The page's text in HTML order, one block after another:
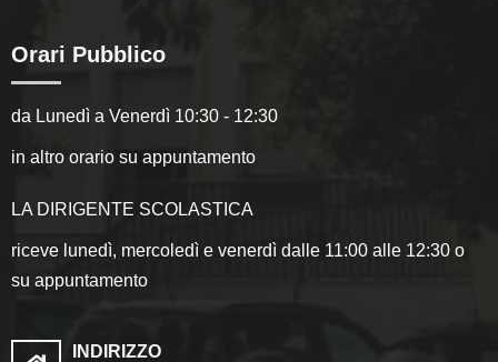
Orari Pubblico
da Lunedì a Venerdì 10:30 - 12:30
in altro orario su appuntamento
LA DIRIGENTE SCOLASTICA
riceve lunedì, mercoledì e venerdì dalle 11:00 alle 12:30 o
su appuntamento
INDIRIZZO